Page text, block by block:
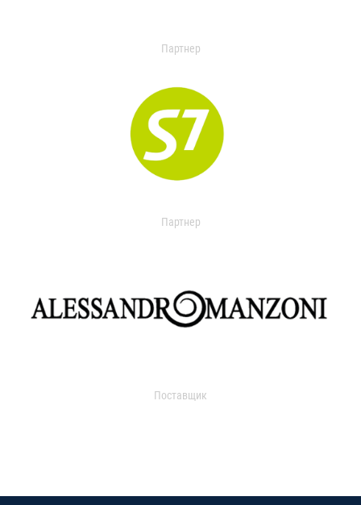
Партнер
Партнер
Поставщик